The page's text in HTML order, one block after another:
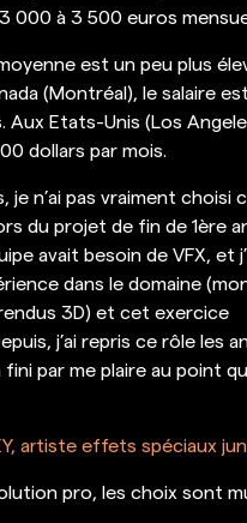
000 à 3 500 euros
est un peu plus
(Montréal), le salaire
Aux Etats-Unis (Los
dollars par mois.
je n’ai pas vraiment choisi
du projet de fin de 1ère
avait besoin de VFX, et
dans le domaine
3D) et cet exercice
j’ai repris ce rôle les
par me plaire au point
artiste effets spéciaux
pro, les choix sont